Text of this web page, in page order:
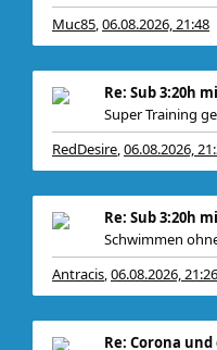
Muc85,06.08.2026, 21:48
Super Training
RedDesire,06.08.2026,
Antracis,06.08.2026, 21:26
Re: Corona